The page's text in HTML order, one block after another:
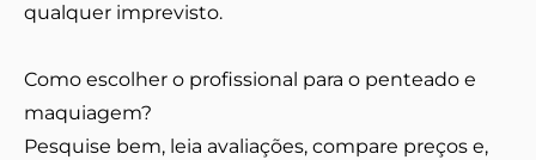
qualquer imprevisto.
Como escolher o profissional para o penteado e
maquiagem?
Pesquise bem, leia avaliações, compare preços e,